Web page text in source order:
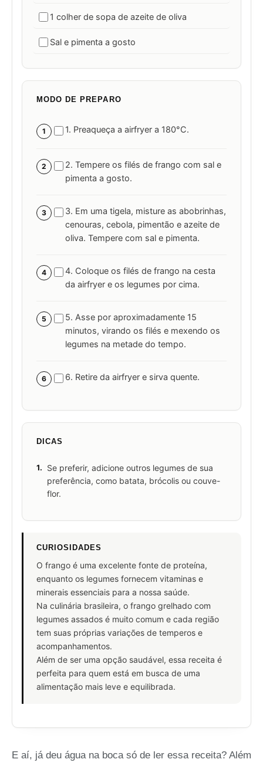
1 colher de sopa de azeite de oliva
Sal e pimenta a gosto
MODO DE PREPARO
1 1. Preaqueça a airfryer a 180°C.
2
2. Tempere os filés de frango com sal e
pimenta a gosto.
3
3. Em uma tigela, misture as abobrinhas,
cenouras, cebola, pimentão e azeite de
oliva. Tempere com sal e pimenta.
4
4. Coloque os filés de frango na cesta
da airfryer e os legumes por cima.
5
5. Asse por aproximadamente 15
minutos, virando os filés e mexendo os
legumes na metade do tempo.
6 6. Retire da airfryer e sirva quente.
DICAS
1.
Se preferir, adicione outros legumes de sua
preferência, como batata, brócolis ou couve-
flor.
CURIOSIDADES
O frango é uma excelente fonte de proteína,
enquanto os legumes fornecem vitaminas e
minerais essenciais para a nossa saúde.
Na culinária brasileira, o frango grelhado com
legumes assados é muito comum e cada região
tem suas próprias variações de temperos e
acompanhamentos.
Além de ser uma opção saudável, essa receita é
perfeita para quem está em busca de uma
alimentação mais leve e equilibrada.
E aí, já deu água na boca só de ler essa receita? Além